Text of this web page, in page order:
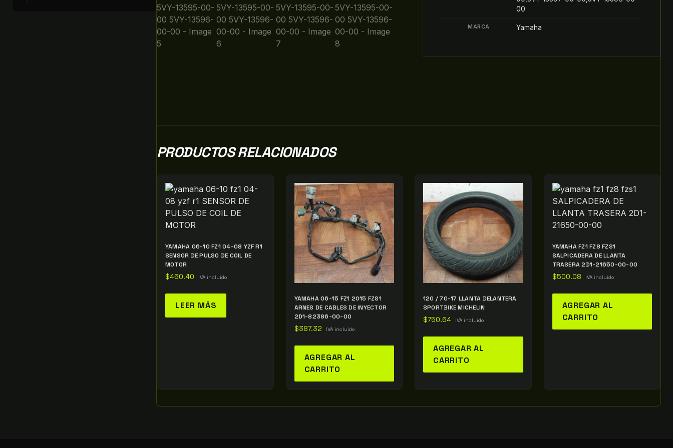
00
MARCA Yamaha
PRODUCTOS RELACIONADOS
YAMAHA 06-10 FZ1 04-08 YZF R1
SENSOR DE PULSO DE COIL DE
MOTOR
$460.40 IVA incluido
LEER MÁS
YAMAHA 06-15 FZ1 2015 FZS1
ARNES DE CABLES DE INYECTOR
2D1-82386-00-00
$387.32 IVA incluido
AGREGAR AL
CARRITO
120 / 70-17 LLANTA DELANTERA
SPORTBIKE MICHELIN
$750.64 IVA incluido
AGREGAR AL
CARRITO
YAMAHA FZ1 FZ8 FZS1
SALPICADERA DE LLANTA
TRASERA 2D1-21650-00-00
$500.08 IVA incluido
AGREGAR AL
CARRITO